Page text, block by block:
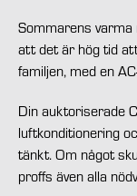
Sommarens
att det är hög tid
familjen, med en
Din auktoriserade
luftkonditionering
tänkt. Om något
proffs även alla